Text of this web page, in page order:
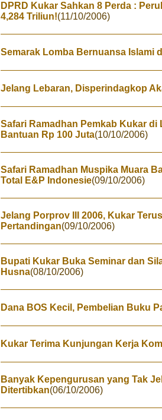
DPRD Kukar Sahkan 8 Perda :
4,284 Triliun!(11/10/2006)
Semarak Lomba Bernuansa Islami
Jelang Lebaran, Disperindagkop
Safari Ramadhan Pemkab Kukar di
Bantuan Rp 100 Juta(10/10/2006)
Safari Ramadhan Muspika Muara
Total E&P Indonesie(09/10/2006)
Jelang Porprov III 2006, Kukar
Pertandingan(09/10/2006)
Bupati Kukar Buka Seminar dan
Husna(08/10/2006)
Dana BOS Kecil, Pembelian Buku
Kukar Terima Kunjungan Kerja
Banyak Kepengurusan yang Tak
Ditertibkan(06/10/2006)